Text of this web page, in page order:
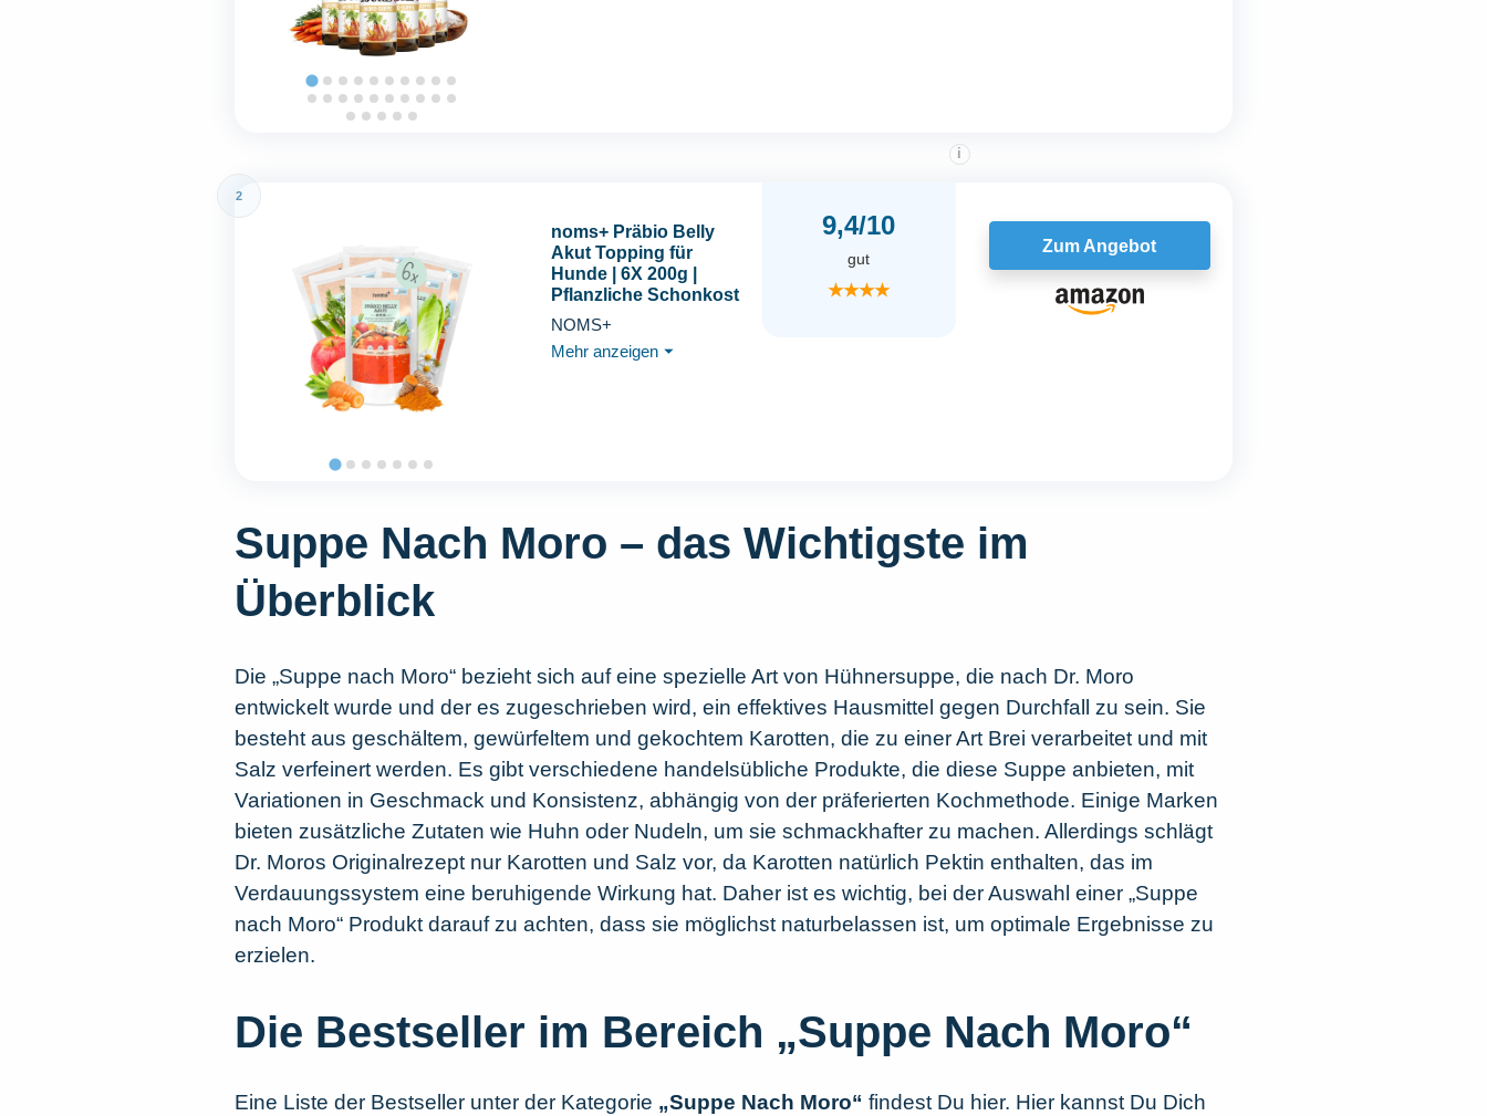
2
noms+ Präbio Belly
Akut Topping für
Hunde | 6X 200g |
Pflanzliche Schonkost
bei Magen-Darm-
Beschwerden | mit
Karotte nach Moro-Art |
NOMS+
Mehr anzeigen ⏷
9,4/10
i
gut
★★★★
Zum Angebot
Suppe Nach Moro – das Wichtigste im
Überblick
Die „Suppe nach Moro“ bezieht sich auf eine spezielle Art von Hühnersuppe, die nach Dr. Moro
entwickelt wurde und der es zugeschrieben wird, ein effektives Hausmittel gegen Durchfall zu sein. Sie
besteht aus geschältem, gewürfeltem und gekochtem Karotten, die zu einer Art Brei verarbeitet und mit
Salz verfeinert werden. Es gibt verschiedene handelsübliche Produkte, die diese Suppe anbieten, mit
Variationen in Geschmack und Konsistenz, abhängig von der präferierten Kochmethode. Einige Marken
bieten zusätzliche Zutaten wie Huhn oder Nudeln, um sie schmackhafter zu machen. Allerdings schlägt
Dr. Moros Originalrezept nur Karotten und Salz vor, da Karotten natürlich Pektin enthalten, das im
Verdauungssystem eine beruhigende Wirkung hat. Daher ist es wichtig, bei der Auswahl einer „Suppe
nach Moro“ Produkt darauf zu achten, dass sie möglichst naturbelassen ist, um optimale Ergebnisse zu
erzielen.
Die Bestseller im Bereich „Suppe Nach Moro“
Eine Liste der Bestseller unter der Kategorie „Suppe Nach Moro“ findest Du hier. Hier kannst Du Dich